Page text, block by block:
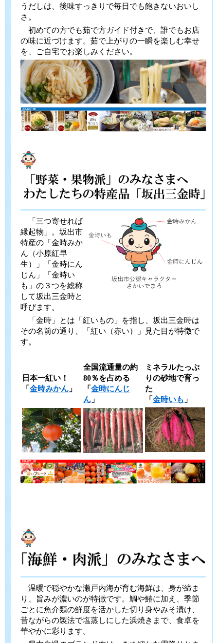
うだしは、後味すっきりで毎日でも飽きないおいし
さ。
初めての方でも茹で方ガイド付きで、誰でもお店
の味に近づけます。茹で上がりの一瞬を楽しむ幸せ
を、ご自宅でお楽しみください。
「三つ寄せれば
縁起物」。坂出市
特産の「金時みか
ん（小原紅早
生）」「金時にん
じん」「金時い
も」の３つを総称
して坂出三金時と
呼びます。
「金時」とは「紅いもの」を指し、坂出三金時は
その名前の通り、「紅い（赤い）」見た目が特徴で
す。
日本一紅い！
「 金時みかん 」
全国流通量の約
80％を占める
「 金時にんじ
ん 」
ミネラルたっぷ
りの砂地で育っ
た
「 金時いも 」
温暖で穏やかな瀬戸内海が育む海鮮は、身が締ま
り、旨みが濃いのが特徴です。鯛や鰆に加え、季節
ごとに魚介類の鮮度を活かした切り身やみそ漬け、
昔ながらの製法で塩蒸しにした浜焼きまで、食卓を
華やかに彩ります。